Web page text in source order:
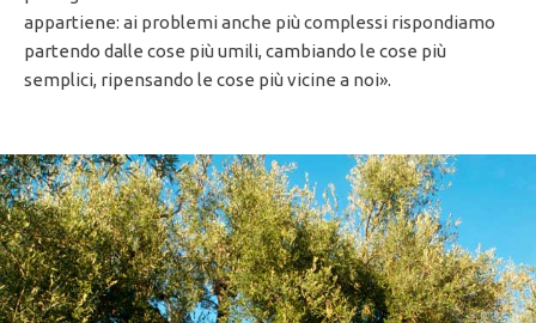
appartiene: ai problemi anche più complessi rispondiamo
partendo dalle cose più umili, cambiando le cose più
semplici, ripensando le cose più vicine a noi».